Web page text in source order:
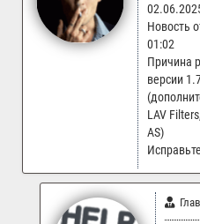
Новость
01:02
Причина
версии
LAV
AS)
Исправьте